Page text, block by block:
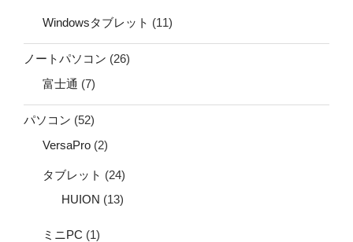
Windowsタブレット (11)
ノートパソコン (26)
富士通 (7)
パソコン (52)
VersaPro (2)
タブレット (24)
HUION (13)
ミニPC (1)